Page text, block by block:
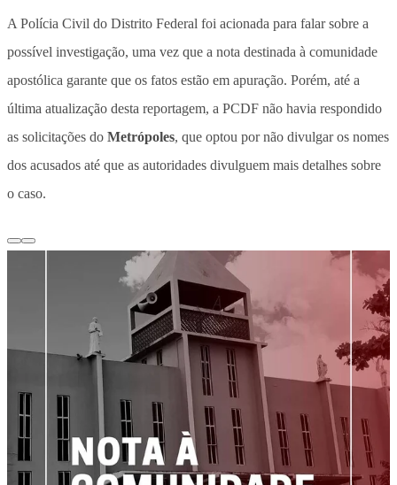
A Polícia Civil do Distrito Federal foi acionada para falar sobre a
possível investigação, uma vez que a nota destinada à comunidade
apostólica garante que os fatos estão em apuração. Porém, até a
última atualização desta reportagem, a PCDF não havia respondido
as solicitações do Metrópoles, que optou por não divulgar os nomes
dos acusados até que as autoridades divulguem mais detalhes sobre
o caso.